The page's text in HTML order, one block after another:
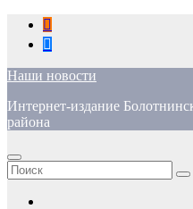
Перейти
содержимому
Наши новости
Интернет-издание
района